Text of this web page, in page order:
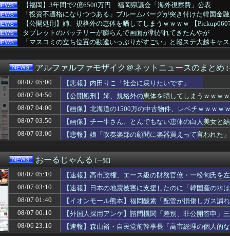
【福岡】3年間で2億6500万円 福岡県議会「海外視察費」公表
「投資不適格になりつつある」ブルームバーグが突き付けた韓国金
【公開処刑】姉、規格外の恵体を晒してしまうｗｗｗｗ 【
タブレットのバッテリーが膨らんで画面が剥がれてきたんやが
「マスコミの立ち位置の勘違いっぷりがすごい」と報ステ大越キャ
【悲報】立川志らく、ガチでブチギレてしまう！！！！！！
【悲報】サイバーコネクトツーの松山氏、JUMP公式にブロックされ
早食いしてる奴、マジでヤバイぞ・・・
【天文】太陽に含まれる「銀」は従来推定よりも約55％多かった？
【画像】北海道の1500万の中古物件、レベチｗｗｗｗｗｗｗｗｗｗ
三重県警察 鈴鹿サーキットでパレード走行訓練中だった白バイが
SpaceX、米国防関連技術保護を重視し供給連鎖から中国系を完全排
【画像】チー牛さん、とんでもない恵体の白人美女と結婚してしま
消費税減税をなんとしても阻止したい石破前首相、「何いってんの
【必見動画】熊本総合病院 地震発生時の手術室の映像が色んな意味
【速報】日本の地震被害に支援したのに「韓国産の水は水洗トイレに
【驚愕】サッカー王国ブラジルで進むサッカー離れ 36％が「関心
夫さん、妻に「天井のシミ数えてれば終わるでな」と押し倒されて
【天文】「系外衛星」を史上初めて発見か--しかし「衛星」の定義を
【悲報】娘「吹奏楽部の顧問に楽器買えって言われた」親「いくら
【食洗機】韓国人が騒ぐ「水洗い」は予備洗浄だった！日本の飲食
スペースXのロケット残骸、月面に衝突か…ファルコン9の上段！
千葉県袖ケ浦市「おむつ交換で噛みつかれ」看護助手の男を逮捕
アルファルファモザイク＠ネットニュースのまとめ [
08/07 05:00
【悲報】内田りこ「社会に戻りたいです」
08/07 04:50
【公開処刑】姉、規格外の恵体を晒してしまうｗｗｗｗ
08/07 04:00
【画像】北海道の1500万の中古物件、レベチｗｗｗｗ
08/07 03:50
【画像】チー牛さん、とんでもない恵体の白人美女と
08/07 03:00
【悲報】娘「吹奏楽部の顧問に楽器買えって言われた
おーるじゃんる [一覧]
08/07 05:10
【速報】高市政権、エース級の財務官僚・一松旬氏
08/07 03:10
【速報】日本の地震被害に支援したのに「韓国産の水
08/07 01:40
【イオンモール熊本】福岡酸素「配管が損傷しガス
08/07 00:10
【外国人採用アンケ】諮問機関「差別、非公開答申」
08/06 23:10
【速報】森山裕・自民党前幹事長「高市総理の個人的